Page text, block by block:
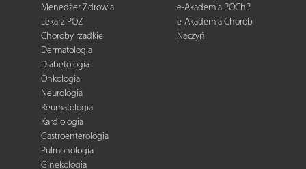
Menedżer Zdrowia
Lekarz POZ
Choroby rzadkie
Dermatologia
Diabetologia
Onkologia
Neurologia
Reumatologia
Kardiologia
Gastroenterologia
Pulmonologia
Ginekologia
e-Akademia POChP
e-Akademia Chorób
Naczyń